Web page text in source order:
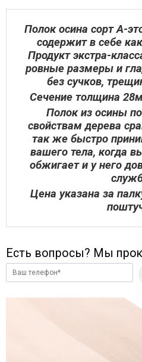
Полок осина сорт А-
содержит в себе
Продукт экстра-
ровные размеры и
без сучков,
Сечение толщина
Полок из осины
свойствам дерева
так же быстро
вашего тела, когда
обжигает и у него
Цена указана за
Есть вопросы? Мы